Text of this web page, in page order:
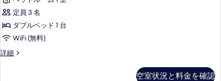
表
示
す
る
ー
ム
(Charme
with
Matterhorn
定員 3 名
ダブルベッド 1 台
WiFi (無料)
詳細
ダ
空室状況と料金を確認